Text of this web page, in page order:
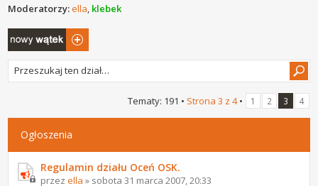
Moderatorzy:ella, klebek
Napisz wątek
Tematy: 191 • Strona 3 z 4• 1 2 3 4
Ogłoszenia
Regulamin działu Oceń OSK.
przezella » sobota 31 marca 2007, 20:33